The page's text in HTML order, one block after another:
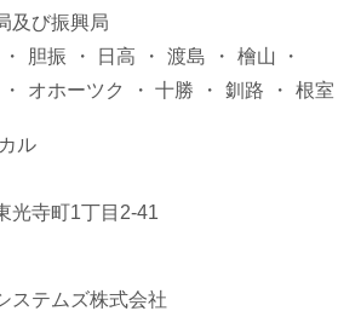
び振興局
胆振 日高 渡島
檜山
オホーツク 十勝 釧路 根室
ル
光寺町1丁目2-41
ステムズ株式会社